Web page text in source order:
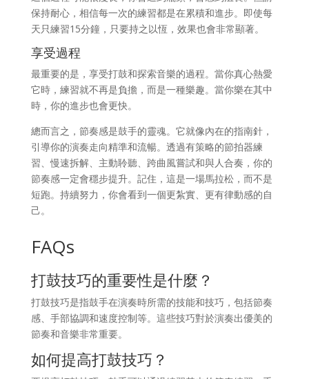
保持耐心，相信每一次的練習都是在累積和進步。即使每
天只練習15分鐘，只要持之以恆，效果也會非常顯著。
享受過程
最重要的是，享受打鼓和探索音樂的過程。當你真心熱愛
它時，練習就不再是負擔，而是一種樂趣。當你樂在其中
時，你的進步也會更快。
總而言之，節奏感是鼓手的靈魂。它就像內在的指南針，
引導你的演奏走向精準和流暢。透過有策略的節拍器練
習、慢速拆解、主動聆聽、跨曲風嘗試和與人合奏，你的
節奏感一定會穩步提升。記住，這是一場馬拉松，而不是
短跑。持續努力，你會看到一個更紮實、更有律動感的自
己。
FAQs
打鼓技巧的重要性是什麼？
打鼓技巧是指鼓手在演奏時所需的技能和技巧，包括節奏
感、手部協調和速度控制等。這些技巧對於演奏出優美的
節奏和音樂非常重要。
如何提高打鼓技巧？